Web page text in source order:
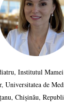
Institutul
Universitatea de
Chișinău,